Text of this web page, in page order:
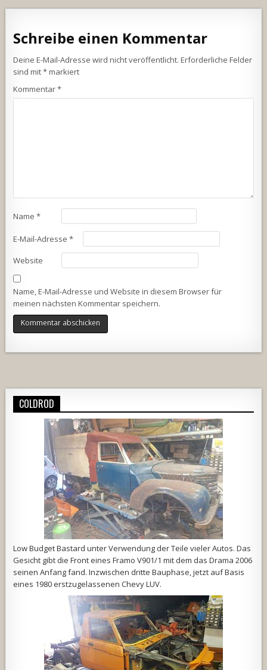
Schreibe einen Kommentar
Deine E-Mail-Adresse wird nicht veröffentlicht. Erforderliche Felder
sind mit*markiert
Kommentar*
Name*
E-Mail-Adresse*
Website
Name, E-Mail-Adresse und Website in diesem Browser für
meinen nächsten Kommentar speichern.
COLDROD
Low Budget Bastard unter Verwendung der Teile vieler Autos. Das
Gesicht gibt die Front eines Framo V901/1 mit dem das Drama 2006
seinen Anfang fand. Inzwischen dritte Bauphase, jetzt auf Basis
eines 1980 erstzugelassenen Chevy LUV.